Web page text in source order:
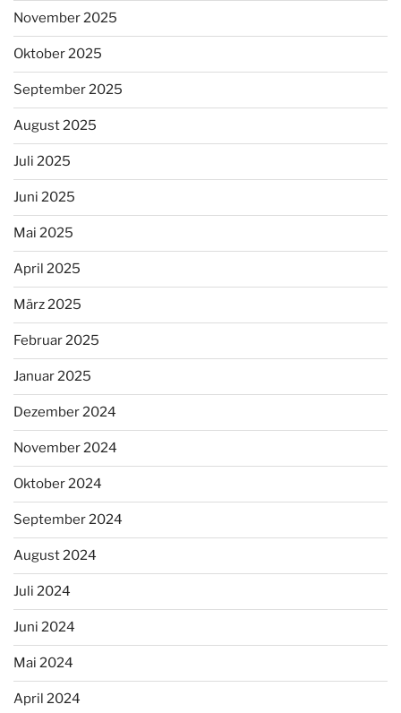
November 2025
Oktober 2025
September 2025
August 2025
Juli 2025
Juni 2025
Mai 2025
April 2025
März 2025
Februar 2025
Januar 2025
Dezember 2024
November 2024
Oktober 2024
September 2024
August 2024
Juli 2024
Juni 2024
Mai 2024
April 2024